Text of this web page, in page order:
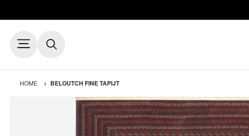
HOME BELOUTCH FINE TAPIJT